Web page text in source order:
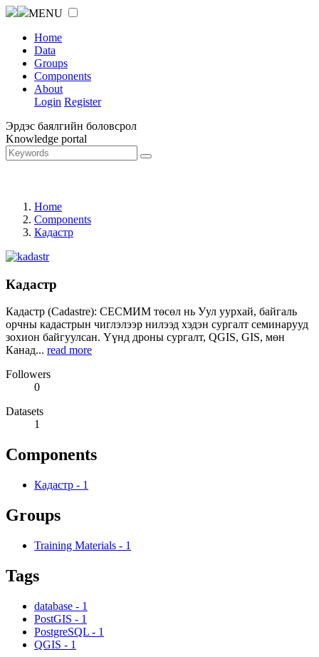
MENU
Home
Data
Groups
Components
About
Login Register
Эрдэс баялгийн боловсрол
Knowledge portal
Home
Components
Кадастр
Кадастр
Кадастр (Cadastre): СЕСМИМ төсөл нь Уул уурхай, байгаль
орчны кадастрын чиглэлээр нилээд хэдэн сургалт семинарууд
зохион байгуулсан. Үүнд дроны сургалт, QGIS, GIS, мөн
Канад... read more
Followers
0
Datasets
1
Components
Кадастр - 1
Groups
Training Materials - 1
Tags
database - 1
PostGIS - 1
PostgreSQL - 1
QGIS - 1